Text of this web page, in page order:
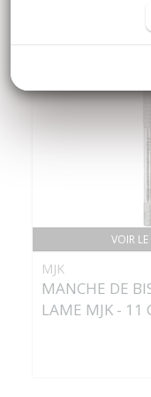
VOIR
MJK
MANCHE DE
LAME MJK - 11